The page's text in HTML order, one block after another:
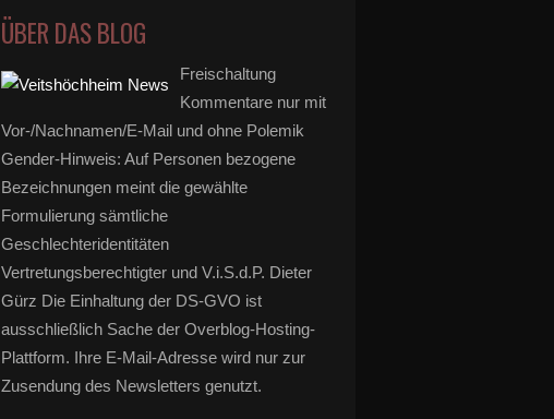
ÜBER DAS BLOG
Freischaltung
Kommentare nur mit
Vor-/Nachnamen/E-Mail und ohne Polemik
Gender-Hinweis: Auf Personen bezogene
Bezeichnungen meint die gewählte
Formulierung sämtliche
Geschlechteridentitäten
Vertretungsberechtigter und V.i.S.d.P. Dieter
Gürz Die Einhaltung der DS-GVO ist
ausschließlich Sache der Overblog-Hosting-
Plattform. Ihre E-Mail-Adresse wird nur zur
Zusendung des Newsletters genutzt.